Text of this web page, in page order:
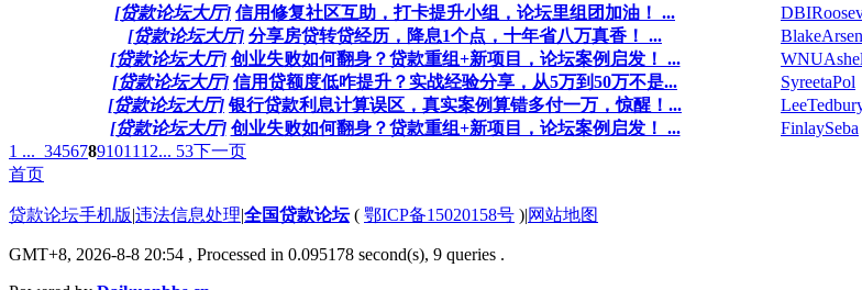
[贷款论坛大厅] 信用修复社区互助，打卡提升小组，论坛里组团加油！ ...
[贷款论坛大厅] 分享房贷转贷经历，降息1个点，十年省八万真香！ ... BlakeArsen
[贷款论坛大厅] 创业失败如何翻身？贷款重组+新项目，论坛案例启发！ ...
[贷款论坛大厅] 信用贷额度低咋提升？实战经验分享，从5万到50万不是... SyreetaPol
[贷款论坛大厅] 银行贷款利息计算误区，真实案例算错多付一万，惊醒！...
[贷款论坛大厅] 创业失败如何翻身？贷款重组+新项目，论坛案例启发！ ... FinlaySeba
1 ... 34567891011 12... 53下一页
首页
贷款论坛手机版|违法信息处理|全国贷款论坛( 鄂ICP备15020158号 )|网站地图
GMT+8, 2026-8-8 20:54 , Processed in 0.095178 second(s), 9 queries .